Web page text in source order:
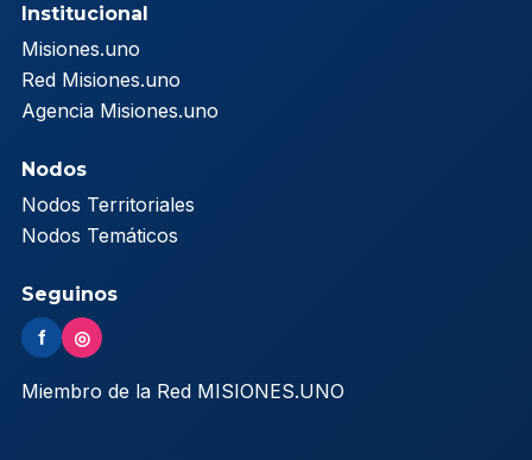
Institucional
Misiones.uno
Red Misiones.uno
Agencia Misiones.uno
Nodos
Nodos Territoriales
Nodos Temáticos
Seguinos
f ◎
Miembro de la Red MISIONES.UNO